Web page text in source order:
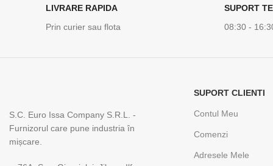
LIVRARE RAPIDA
Prin curier sau flota
SUPORT
08:30 -
S.C. Euro Issa Company S.R.L. -
Furnizorul care pune industria în
mișcare.
SUPORT CLIENTI
Contul Meu
Comenzi
Adresele Mele